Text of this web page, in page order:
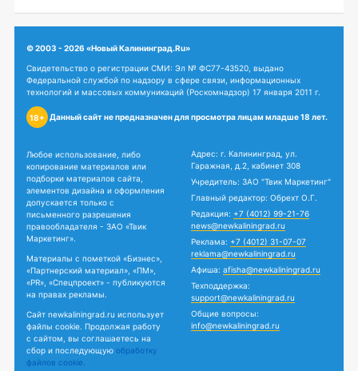
© 2003 - 2026 «Новый Калининград.Ru»
Свидетельство о регистрации СМИ: Эл № ФС77-43520, выдано
Федеральной службой по надзору в сфере связи, информационных
технологий и массовых коммуникаций (Роскомнадзор) 17 января 2011 г.
18+ Данный сайт не предназначен для просмотра лицам младше 18 лет.
Любое использование, либо
копирование материалов или
подборки материалов сайта,
элементов дизайна и оформления
допускается только с
письменного разрешения
правообладателя - ЗАО «Твик
Маркетинг».
Материалы с пометкой «Бизнес»,
«Партнерский материал», «ПМ»,
«PR», «Спецпроект» - публикуются
на правах рекламы.
Сайт newkaliningrad.ru использует
файлы cookie. Продолжая работу
с сайтом, вы соглашаетесь на
сбор и последующую обработку
файлов cookie.
Адрес: г. Калининград, ул.
Гаражная, д.2, кабинет 308
Учредитель: ЗАО "Твик Маркетинг"
Главный редактор: Обрехт О.Г.
Редакция: +7 (4012) 99-21-76
news@newkaliningrad.ru
Реклама: +7 (4012) 31-07-07
reklama@newkaliningrad.ru
Афиша: afisha@newkaliningrad.ru
Техподдержка:
support@newkaliningrad.ru
Общие вопросы:
info@newkaliningrad.ru